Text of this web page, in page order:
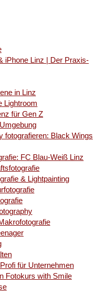
iPhone Linz | Der Praxis-
in Linz
Lightroom
für Gen Z
fotografieren: Black Wings
FC Blau-Weiß Linz
& Lightpainting
für Unternehmen
Fotokurs with Smile